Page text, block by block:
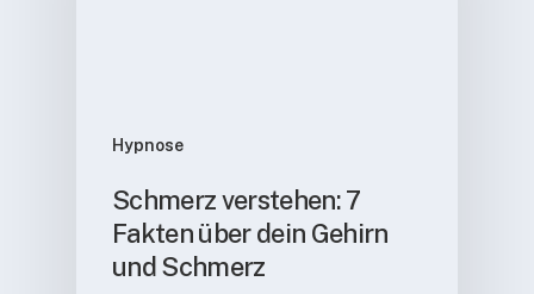
Hypnose
Schmerz verstehen: 7
Fakten über dein Gehirn
und Schmerz